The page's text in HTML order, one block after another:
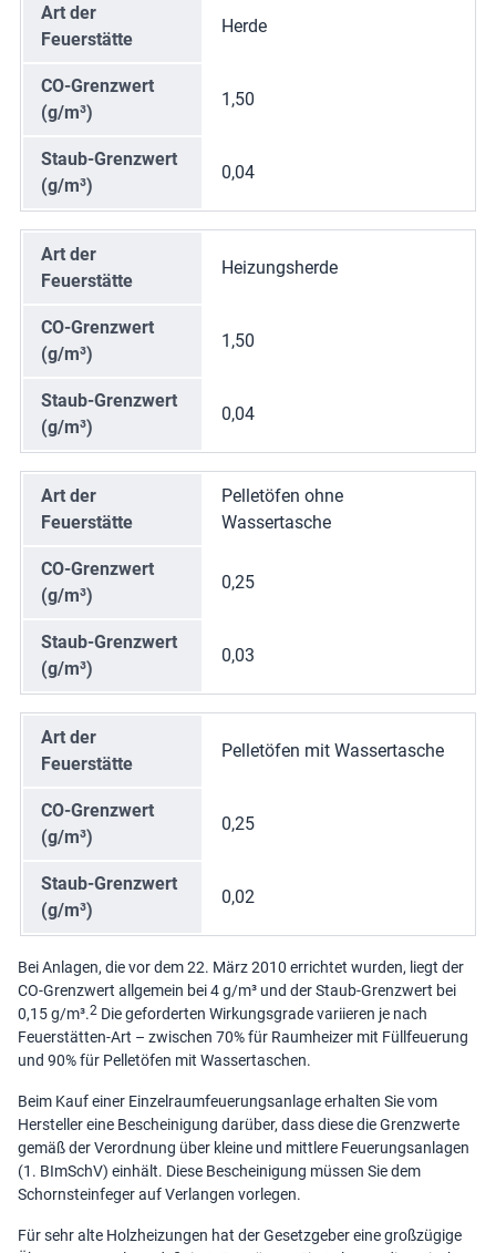
Art der
Feuerstätte
Herde
CO-Grenzwert
(g/m³)
1,50
Staub-Grenzwert
(g/m³)
0,04
Art der
Feuerstätte
Heizungsherde
CO-Grenzwert
(g/m³)
1,50
Staub-Grenzwert
(g/m³)
0,04
Art der
Feuerstätte
Pelletöfen ohne
Wassertasche
CO-Grenzwert
(g/m³)
0,25
Staub-Grenzwert
(g/m³)
0,03
Art der
Feuerstätte
Pelletöfen mit Wassertasche
CO-Grenzwert
(g/m³)
0,25
Staub-Grenzwert
(g/m³)
0,02
Bei Anlagen, die vor dem 22. März 2010 errichtet wurden, liegt der
CO-Grenzwert allgemein bei 4 g/m³ und der Staub-Grenzwert bei
0,15 g/m³.2 Die geforderten Wirkungsgrade variieren je nach
Feuerstätten-Art – zwischen 70% für Raumheizer mit Füllfeuerung
und 90% für Pelletöfen mit Wassertaschen.
Beim Kauf einer Einzelraumfeuerungsanlage erhalten Sie vom
Hersteller eine Bescheinigung darüber, dass diese die Grenzwerte
gemäß der Verordnung über kleine und mittlere Feuerungsanlagen
(1. BImSchV) einhält. Diese Bescheinigung müssen Sie dem
Schornsteinfeger auf Verlangen vorlegen.
Für sehr alte Holzheizungen hat der Gesetzgeber eine großzügige